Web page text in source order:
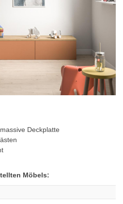
Deckplatte
Möbels: